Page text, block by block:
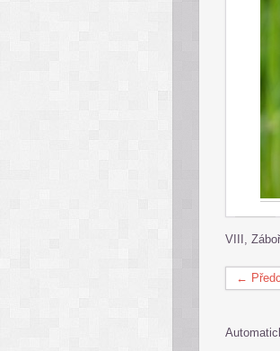
VIII,
←